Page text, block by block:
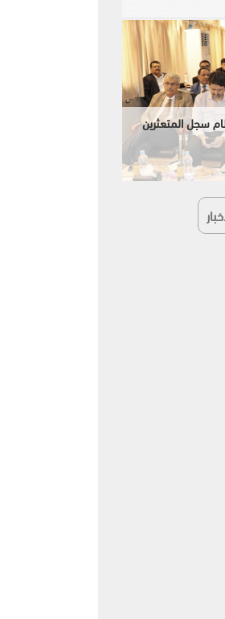
سجل المتعثرين